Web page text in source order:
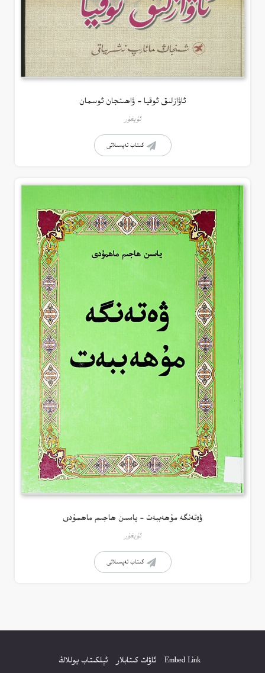
ئاۋازلىق ئوقيا – ۋاھىتجان ئوسمان
ئۇيغۇر
كىتاب تەپسىلاتى
ۋەتەنگە مۇھەببەت – ياسىن ھاجىم ماھمۇدى
ئۇيغۇر
كىتاب تەپسىلاتى
Embed Link ئاۋات كىتابلار ئېلكىتاب يوللاڭ